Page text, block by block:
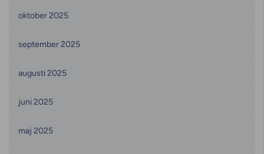
oktober 2025
september 2025
augusti 2025
juni 2025
maj 2025